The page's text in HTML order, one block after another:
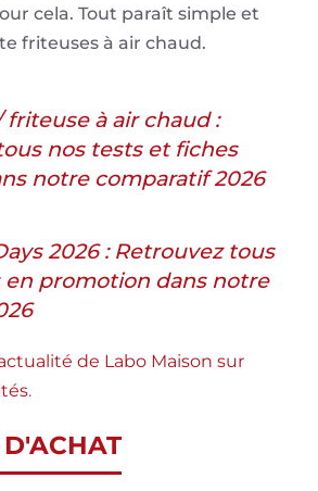
cela. Tout paraît simple et
friteuses à air chaud.
à air chaud :
nos tests et fiches
notre comparatif 2026
2026 : Retrouvez tous
en promotion dans notre
de Labo Maison sur
.